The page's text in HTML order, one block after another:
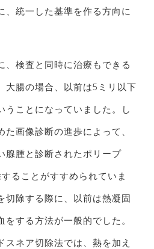
、統一した基準を作る方向に
、検査と同時に治療もできる
大腸の場合、以前は5ミリ以下
うことになっていました。し
画像診断の進歩によって、
腺腫と診断されたポリープ
ることがすすめられていま
切除する際に、以前は熱凝固
する方法が一般的でした。
スネア切除法では、熱を加え